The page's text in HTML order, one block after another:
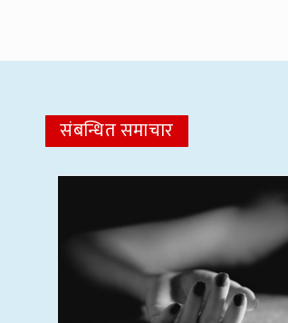
संबन्धित समाचार